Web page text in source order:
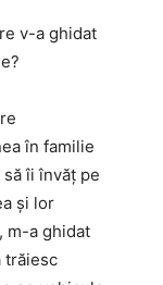
v-a ghidat
în familie
îi învăț pe
și lor
m-a ghidat
trăiesc